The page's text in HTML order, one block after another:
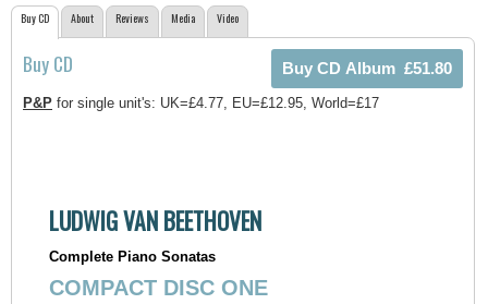
Buy CD About Reviews Media Video
Buy CD
P&P for single unit's: UK=£4.77, EU=£12.95, World=£17
LUDWIG VAN BEETHOVEN
Complete Piano Sonatas
COMPACT DISC ONE